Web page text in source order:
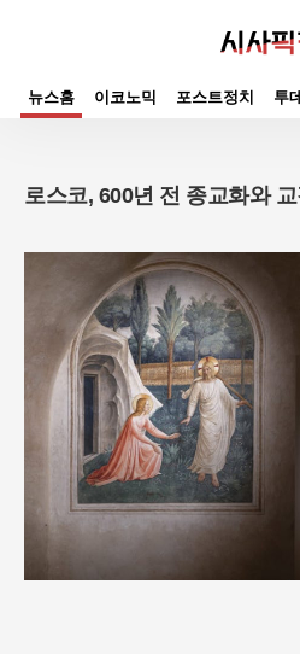
뉴스홈 이코노믹 포스트정치 투
로스코, 600년 전 종교화와